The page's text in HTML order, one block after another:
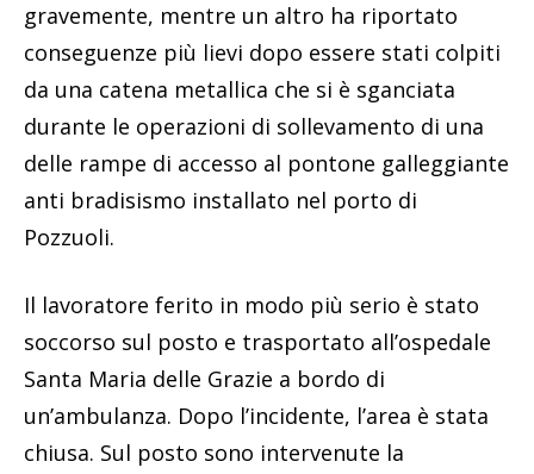
gravemente, mentre un altro ha riportato
conseguenze più lievi dopo essere stati colpiti
da una catena metallica che si è sganciata
durante le operazioni di sollevamento di una
delle rampe di accesso al pontone galleggiante
anti bradisismo installato nel porto di
Pozzuoli.
Il lavoratore ferito in modo più serio è stato
soccorso sul posto e trasportato all’ospedale
Santa Maria delle Grazie a bordo di
un’ambulanza. Dopo l’incidente, l’area è stata
chiusa. Sul posto sono intervenute la